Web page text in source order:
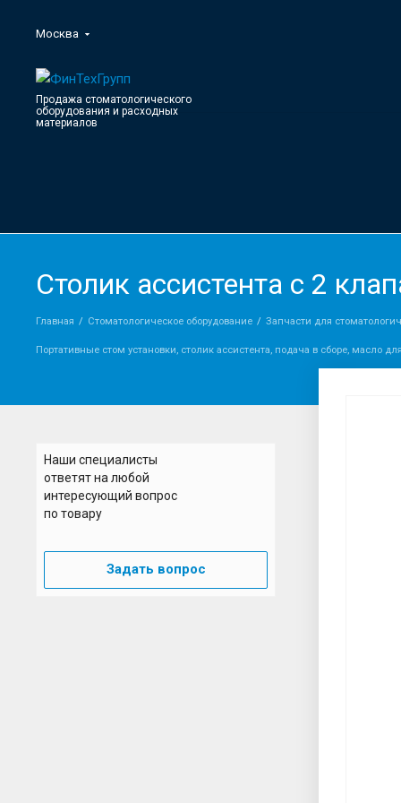
Москва
Продажа стоматологического
оборудования и расходных
материалов
Столик ассистента с 2
Главная Стоматологическое оборудование Запчасти для
Портативные стом установки, столик ассистента, подача в сборе, масло
Наши специалисты
ответят на любой
интересующий вопрос
по товару
Задать вопрос